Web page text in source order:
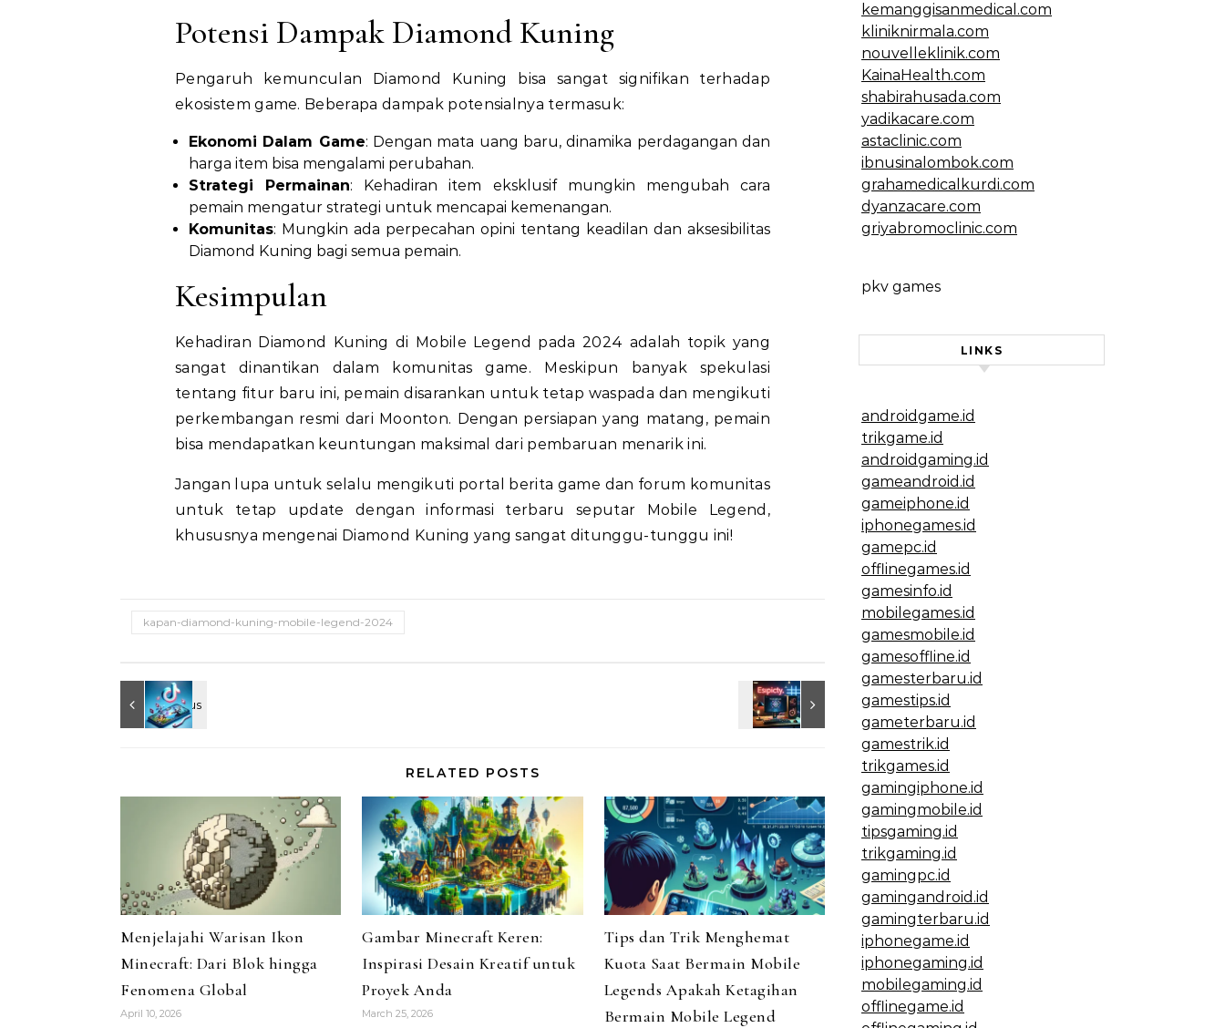
Potensi Dampak Diamond Kuning
Pengaruh kemunculan Diamond Kuning bisa sangat signifikan terhadap
ekosistem game. Beberapa dampak potensialnya termasuk:
Ekonomi Dalam Game: Dengan mata uang baru, dinamika perdagangan dan
harga item bisa mengalami perubahan.
Strategi Permainan: Kehadiran item eksklusif mungkin mengubah cara
pemain mengatur strategi untuk mencapai kemenangan.
Komunitas: Mungkin ada perpecahan opini tentang keadilan dan aksesibilitas
Diamond Kuning bagi semua pemain.
Kesimpulan
Kehadiran Diamond Kuning di Mobile Legend pada 2024 adalah topik yang
sangat dinantikan dalam komunitas game. Meskipun banyak spekulasi
tentang fitur baru ini, pemain disarankan untuk tetap waspada dan mengikuti
perkembangan resmi dari Moonton. Dengan persiapan yang matang, pemain
bisa mendapatkan keuntungan maksimal dari pembaruan menarik ini.
Jangan lupa untuk selalu mengikuti portal berita game dan forum komunitas
untuk tetap update dengan informasi terbaru seputar Mobile Legend,
khususnya mengenai Diamond Kuning yang sangat ditunggu-tunggu ini!
kapan-diamond-kuning-mobile-legend-2024
RELATED POSTS
Menjelajahi Warisan Ikon
Minecraft: Dari Blok hingga
Fenomena Global
April 10, 2026
Gambar Minecraft Keren:
Inspirasi Desain Kreatif untuk
Proyek Anda
March 25, 2026
Tips dan Trik Menghemat
Kuota Saat Bermain Mobile
Legends Apakah Ketagihan
Bermain Mobile Legend
kemanggisanmedical.com
kliniknirmala.com
nouvelleklinik.com
KainaHealth.com
shabirahusada.com
yadikacare.com
astaclinic.com
ibnusinalombok.com
grahamedicalkurdi.com
dyanzacare.com
griyabromoclinic.com
pkv games
LINKS
androidgame.id
trikgame.id
androidgaming.id
gameandroid.id
gameiphone.id
iphonegames.id
gamepc.id
offlinegames.id
gamesinfo.id
mobilegames.id
gamesmobile.id
gamesoffline.id
gamesterbaru.id
gamestips.id
gameterbaru.id
gamestrik.id
trikgames.id
gamingiphone.id
gamingmobile.id
tipsgaming.id
trikgaming.id
gamingpc.id
gamingandroid.id
gamingterbaru.id
iphonegame.id
iphonegaming.id
mobilegaming.id
offlinegame.id